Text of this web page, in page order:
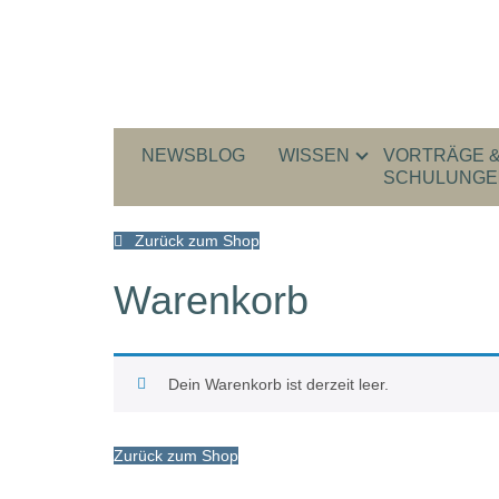
NEWSBLOG WISSEN
VORTRÄGE &
Zurück zum Shop
Warenkorb
Dein Warenkorb ist derzeit leer.
Zurück zum Shop